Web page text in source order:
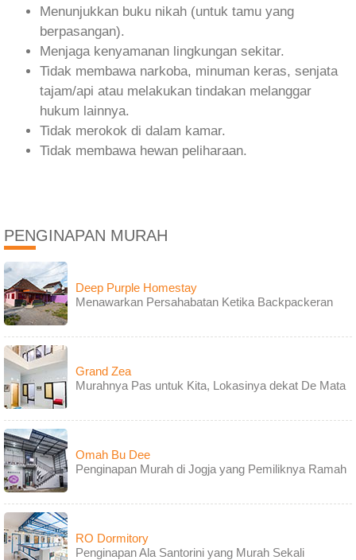
Menunjukkan buku nikah (untuk tamu yang
berpasangan).
Menjaga kenyamanan lingkungan sekitar.
Tidak membawa narkoba, minuman keras, senjata
tajam/api atau melakukan tindakan melanggar
hukum lainnya.
Tidak merokok di dalam kamar.
Tidak membawa hewan peliharaan.
PENGINAPAN MURAH
Deep Purple Homestay
Menawarkan Persahabatan Ketika Backpackeran
Grand Zea
Murahnya Pas untuk Kita, Lokasinya dekat De Mata
Omah Bu Dee
Penginapan Murah di Jogja yang Pemiliknya Ramah
RO Dormitory
Penginapan Ala Santorini yang Murah Sekali